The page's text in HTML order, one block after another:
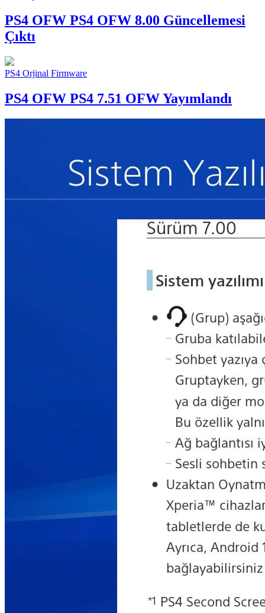
PS4 OFW PS4 OFW 8.00 Güncellemesi
Çıktı
PS4 Orjinal Firmware
PS4 OFW PS4 7.51 OFW Yayımlandı